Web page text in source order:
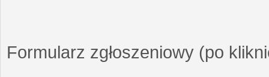
Formularz zgłoszeniowy (po